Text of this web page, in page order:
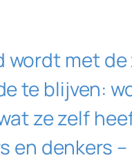
met
te blijven:
ze zelf
denkers